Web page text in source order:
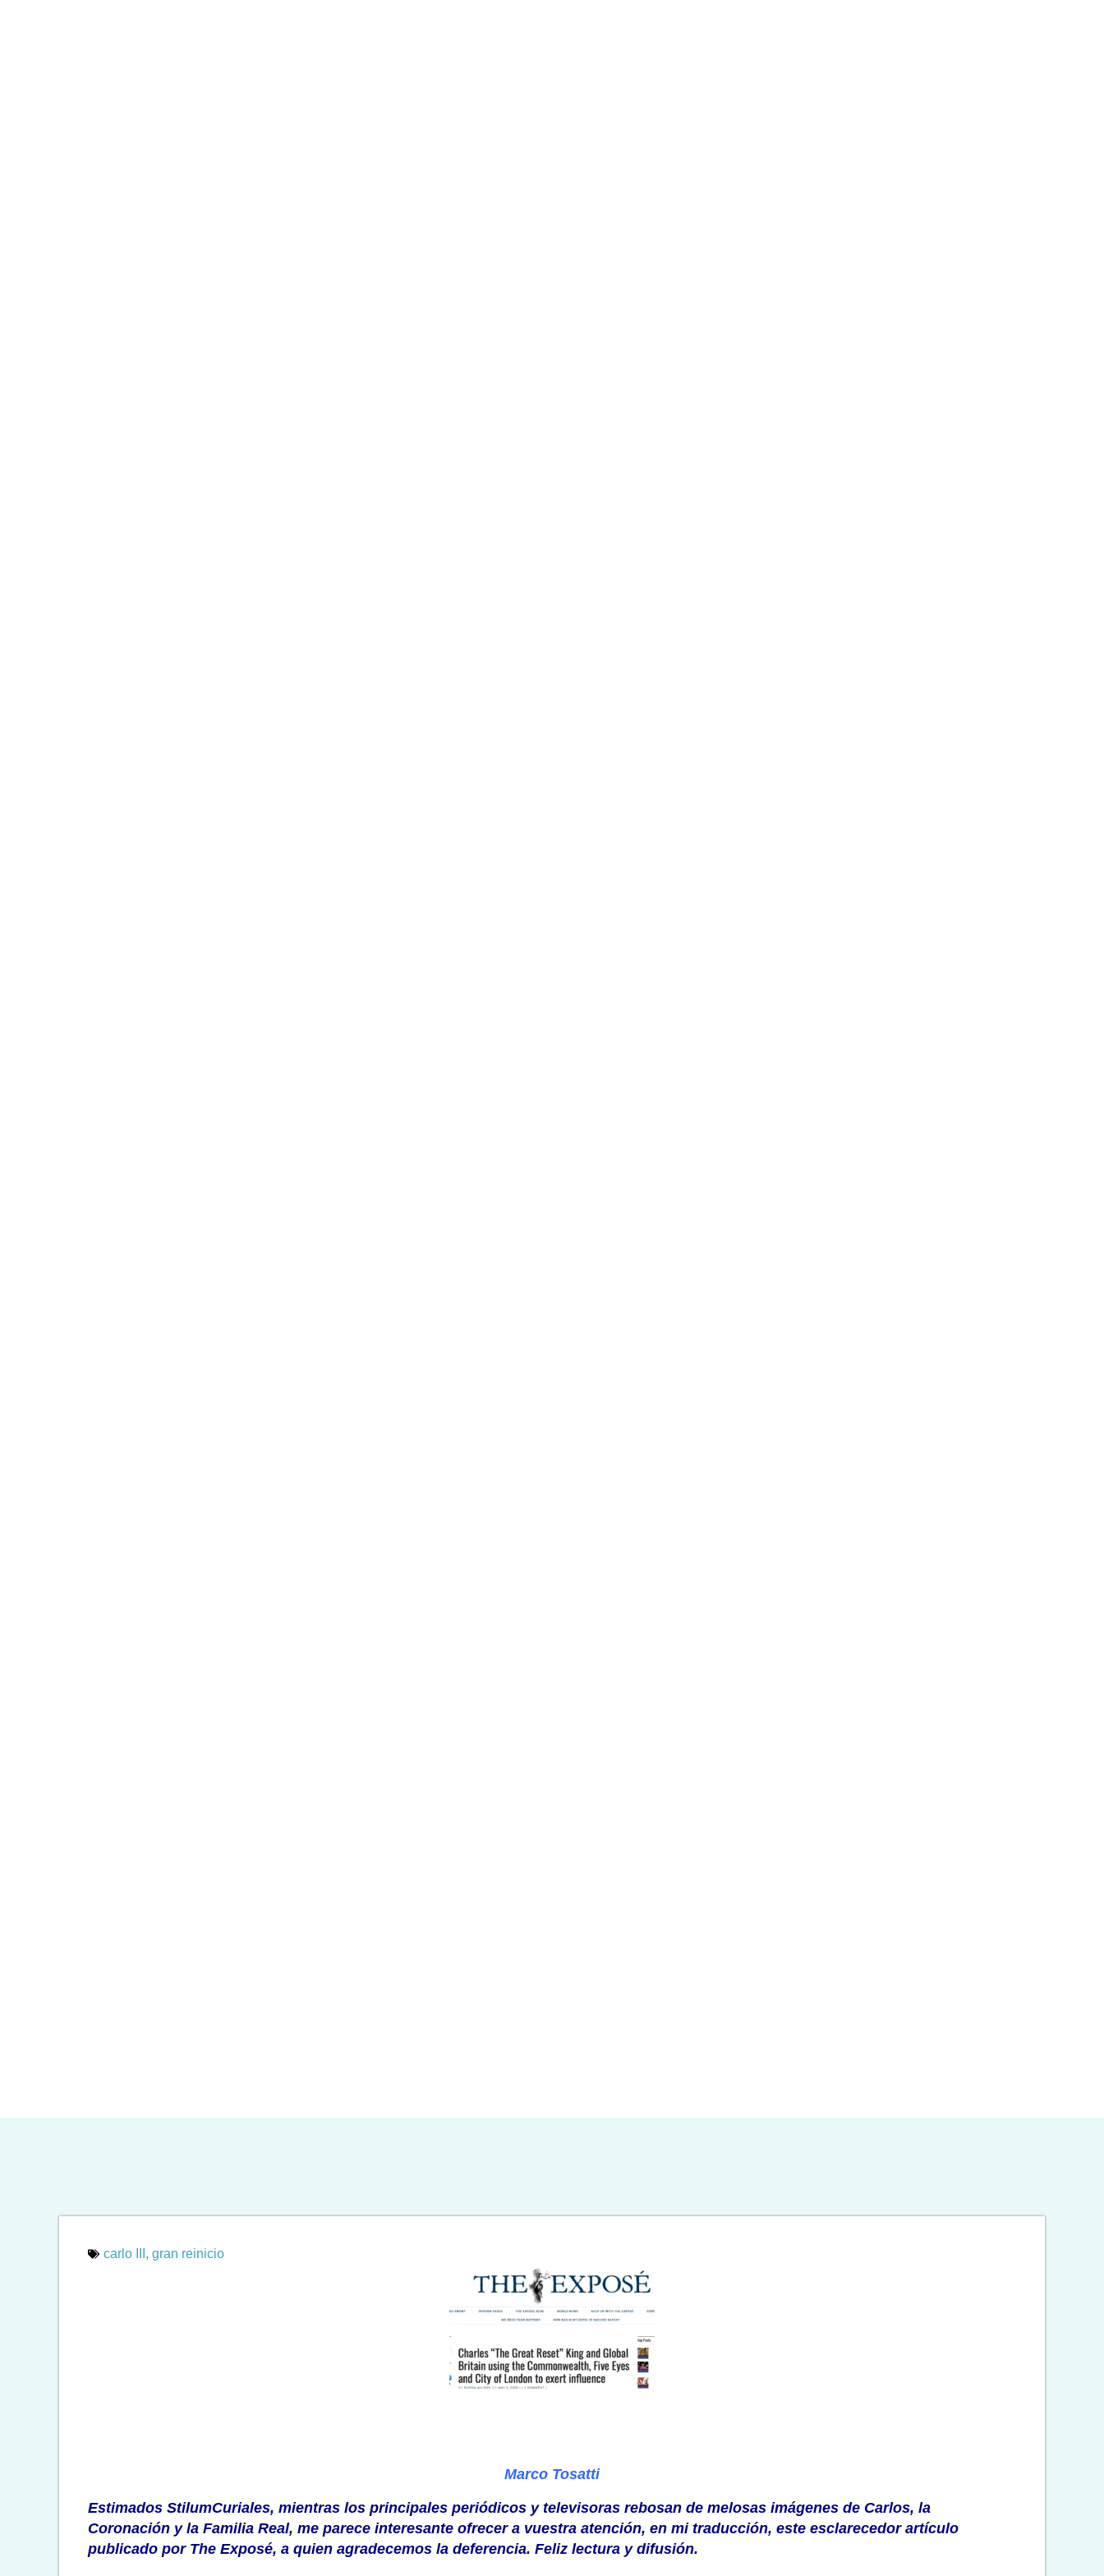
carlo III , gran reinicio
Marco Tosatti
Estimados StilumCuriales, mientras los principales periódicos y televisoras rebosan de melosas imágenes de Carlos, la
Coronación y la Familia Real, me parece interesante ofrecer a vuestra atención, en mi traducción, este esclarecedor artículo
publicado por The Exposé, a quien agradecemos la deferencia. Feliz lectura y difusión.